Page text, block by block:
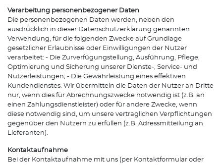
Verarbeitung personenbezogener Daten
Die personenbezogenen Daten werden, neben den
ausdrücklich in dieser Datenschutzerklärung genannten
Verwendung, für die folgenden Zwecke auf Grundlage
gesetzlicher Erlaubnisse oder Einwilligungen der Nutzer
verarbeitet: - Die Zurverfügungstellung, Ausführung, Pflege,
Optimierung und Sicherung unserer Dienste-, Service- und
Nutzerleistungen; - Die Gewährleistung eines effektiven
Kundendienstes. Wir übermitteln die Daten der Nutzer an Dritte
nur, wenn dies für Abrechnungszwecke notwendig ist (z.B. an
einen Zahlungsdienstleister) oder für andere Zwecke, wenn
diese notwendig sind, um unsere vertraglichen Verpflichtungen
gegenüber den Nutzern zu erfüllen (z.B. Adressmitteilung an
Lieferanten).
Kontaktaufnahme
Bei der Kontaktaufnahme mit uns (per Kontaktformular oder